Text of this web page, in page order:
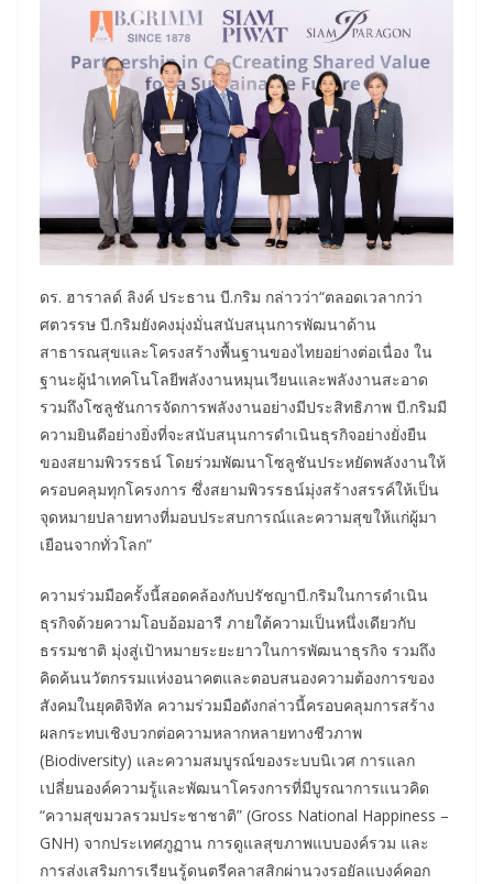
ดร. ฮาราลด์ ลิงค์ ประธาน บี.กริม กล่าวว่า“ตลอดเวลากว่า
ศตวรรษ บี.กริมยังคงมุ่งมั่นสนับสนุนการพัฒนาด้าน
สาธารณสุขและโครงสร้างพื้นฐานของไทยอย่างต่อเนื่อง ใน
ฐานะผู้นำเทคโนโลยีพลังงานหมุนเวียนและพลังงานสะอาด
รวมถึงโซลูชันการจัดการพลังงานอย่างมีประสิทธิภาพ บี.กริมมี
ความยินดีอย่างยิ่งที่จะสนับสนุนการดำเนินธุรกิจอย่างยั่งยืน
ของสยามพิวรรธน์ โดยร่วมพัฒนาโซลูชันประหยัดพลังงานให้
ครอบคลุมทุกโครงการ ซึ่งสยามพิวรรธน์มุ่งสร้างสรรค์ให้เป็น
จุดหมายปลายทางที่มอบประสบการณ์และความสุขให้แก่ผู้มา
เยือนจากทั่วโลก”
ความร่วมมือครั้งนี้สอดคล้องกับปรัชญาบี.กริมในการดำเนิน
ธุรกิจด้วยความโอบอ้อมอารี ภายใต้ความเป็นหนึ่งเดียวกับ
ธรรมชาติ มุ่งสู่เป้าหมายระยะยาวในการพัฒนาธุรกิจ รวมถึง
คิดค้นนวัตกรรมแห่งอนาคตและตอบสนองความต้องการของ
สังคมในยุคดิจิทัล ความร่วมมือดังกล่าวนี้ครอบคลุมการสร้าง
ผลกระทบเชิงบวกต่อความหลากหลายทางชีวภาพ
(Biodiversity) และความสมบูรณ์ของระบบนิเวศ การแลก
เปลี่ยนองค์ความรู้และพัฒนาโครงการที่มีบูรณาการแนวคิด
“ความสุขมวลรวมประชาชาติ” (Gross National Happiness –
GNH) จากประเทศภูฏาน การดูแลสุขภาพแบบองค์รวม และ
การส่งเสริมการเรียนรู้ดนตรีคลาสสิกผ่านวงรอยัลแบงค์คอก